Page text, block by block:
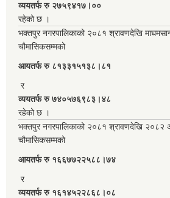
व्ययतर्फ रु २७५९४१७।००
रहेको छ ।
भक्तपुर नगरपालिकाको २०८१ श्रावणदेखि
चौमासिकसम्मको
आयतर्फ रु‌ ८१३३१५१३८।८१
र
व्ययतर्फ रु ७४०५७६९८३।४८
रहेको छ ।
भक्तपुर नगरपालिकाको २०८१ श्रावणदेखि २०८२
चौमासिकसम्मको
आयतर्फ रु‌ १६६७७२२५८८।७४
र
व्ययतर्फ रु १६१४५२२८६८।०८